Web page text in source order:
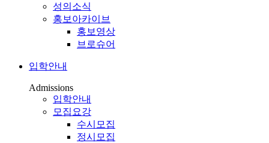
성의소식
홍보아카이브
홍보영상
브로슈어
입학안내
Admissions
입학안내
모집요강
수시모집
정시모집